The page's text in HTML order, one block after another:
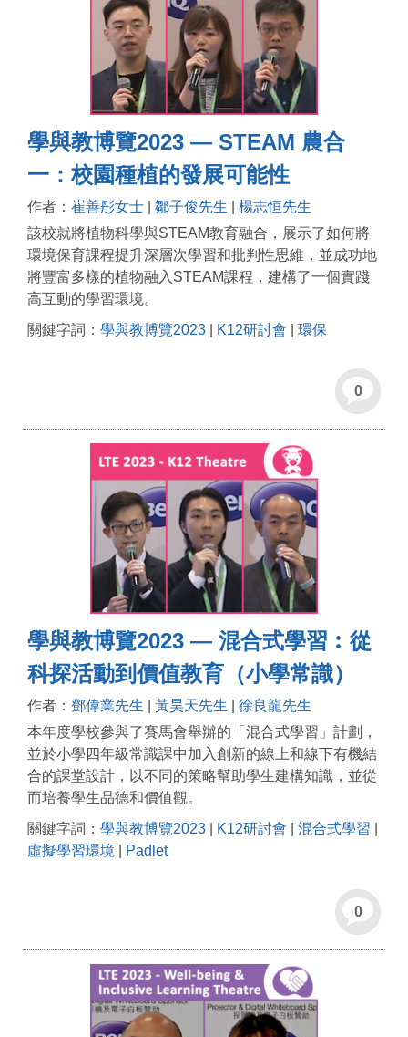
學與教博覽2023 — STEAM 農合
一：校園種植的發展可能性
作者： 崔善彤女士 鄒子俊先生
楊志恒先生
該校就將植物科學與STEAM教育融合，展示了如何將
環境保育課程提升深層次學習和批判性思維，並成功地
將豐富多樣的植物融入STEAM課程，建構了一個實踐
高互動的學習環境。
關鍵字詞： 學與教博覽2023 K12研討會 環保
0
學與教博覽2023 — 混合式學習︰從
科探活動到價值教育（小學常識）
作者： 鄧偉業先生 黃昊天先生
徐良龍先生
本年度學校參與了賽馬會舉辦的「混合式學習」計劃，
並於小學四年級常識課中加入創新的線上和線下有機結
合的課堂設計，以不同的策略幫助學生建構知識，並從
而培養學生品德和價值觀。
關鍵字詞： 學與教博覽2023 K12研討會 混合式學習
虛擬學習環境
Padlet
0